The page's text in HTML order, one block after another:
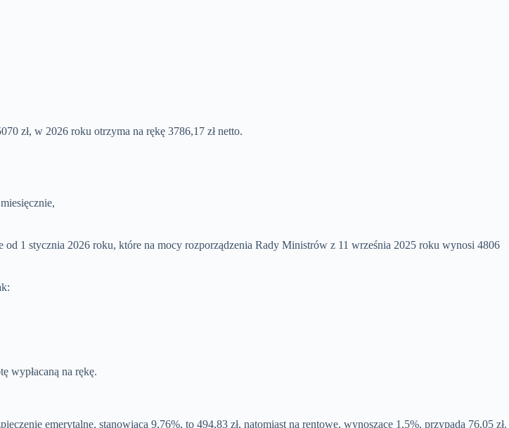
zł, w 2026 roku otrzyma na rękę 3786,17 zł netto.
1 stycznia 2026 roku, które na mocy rozporządzenia Rady Ministrów z 11 września 2025 roku wynosi 4806
wypłacaną na rękę.
emerytalne, stanowiąca 9,76%, to 494,83 zł, natomiast na rentowe, wynoszące 1,5%, przypada 76,05 zł.